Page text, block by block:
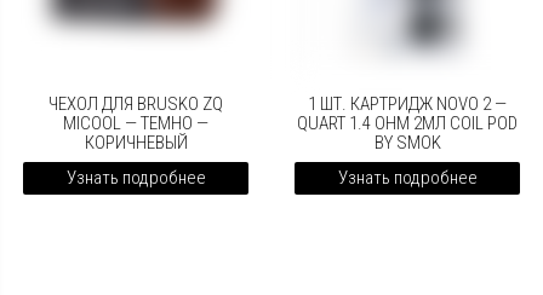
ЧЕХОЛ ДЛЯ BRUSKO ZQ
MICOOL — ТЕМНО —
КОРИЧНЕВЫЙ
Узнать подробнее
1 ШТ. КАРТРИДЖ NOVO 2 —
QUART 1.4 OHM 2МЛ COIL POD
BY SMOK
Узнать подробнее